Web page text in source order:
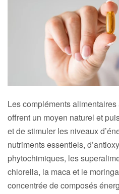
Les compléments
offrent un moyen naturel et
et de stimuler les niveaux
nutriments essentiels,
phytochimiques, les
chlorella, la maca et le
concentrée de composés